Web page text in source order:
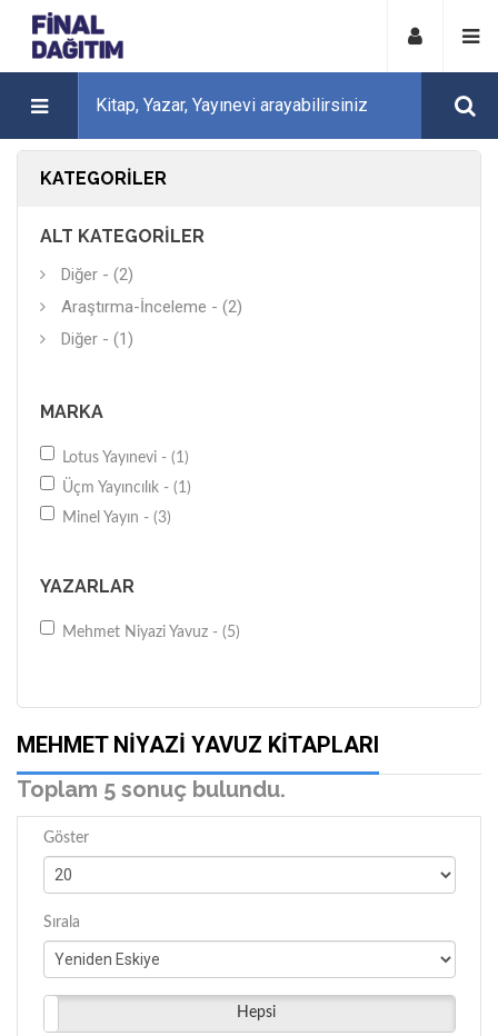
KATEGORILER
ALT KATEGORILER
Diğer - (2)
Araştırma-İnceleme - (2)
Diğer - (1)
MARKA
Lotus Yayınevi - (1)
Üçm Yayıncılık - (1)
Minel Yayın - (3)
YAZARLAR
Mehmet Niyazi Yavuz - (5)
MEHMET NIYAZI YAVUZ KITAPLARI
Toplam 5 sonuç bulundu.
Göster
Sırala
Hepsi